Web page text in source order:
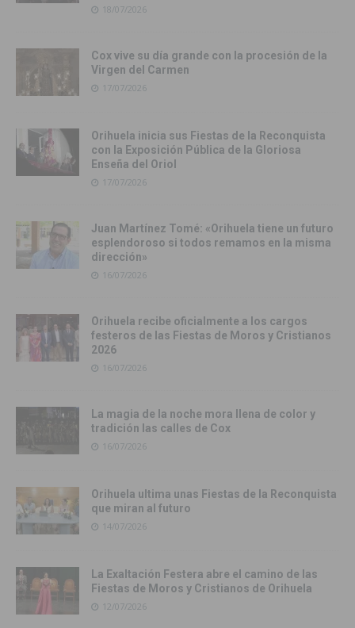
18/07/2026
Cox vive su día grande con la procesión de la
Virgen del Carmen
17/07/2026
Orihuela inicia sus Fiestas de la Reconquista
con la Exposición Pública de la Gloriosa
Enseña del Oriol
17/07/2026
Juan Martínez Tomé: «Orihuela tiene un futuro
esplendoroso si todos remamos en la misma
dirección»
16/07/2026
Orihuela recibe oficialmente a los cargos
festeros de las Fiestas de Moros y Cristianos
2026
16/07/2026
La magia de la noche mora llena de color y
tradición las calles de Cox
16/07/2026
Orihuela ultima unas Fiestas de la Reconquista
que miran al futuro
14/07/2026
La Exaltación Festera abre el camino de las
Fiestas de Moros y Cristianos de Orihuela
12/07/2026